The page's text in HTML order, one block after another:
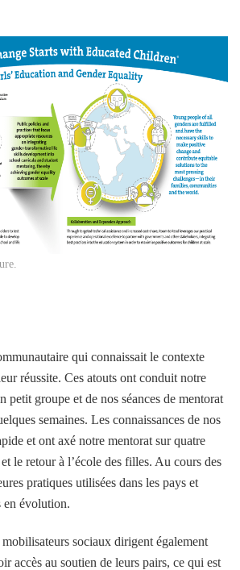
qui connaissait le contexte
réussite. Ces atouts ont conduit notre
petit groupe et de nos séances de mentorat
semaines. Les connaissances de nos
et ont axé notre mentorat sur quatre
le retour à l’école des filles. Au cours des
pratiques utilisées dans les pays et
en évolution.
sociaux dirigent également
accès au soutien de leurs pairs, ce qui est